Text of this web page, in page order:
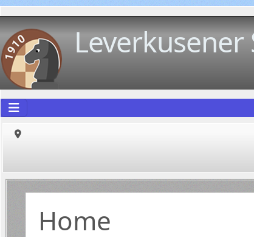
Leverkusener
Home